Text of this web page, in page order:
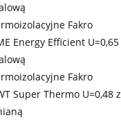
Fakro
Energy Efficient U=0,65
Fakro
Super Thermo U=0,48 z